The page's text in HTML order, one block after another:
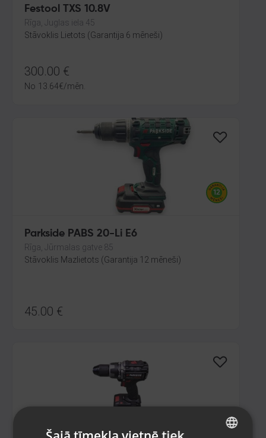
Festool TXS 10.8V
Rīga, Juglas iela 45
Stāvoklis Lietots (Garantija 6 mēneši)
300.00 €
No 13.64€/mēn.
Parkside PABS 20-Li E6
Rīga, Jūrmalas gatve 85
Stāvoklis Mazlietots (Garantija 12 mēneši)
45.00 €